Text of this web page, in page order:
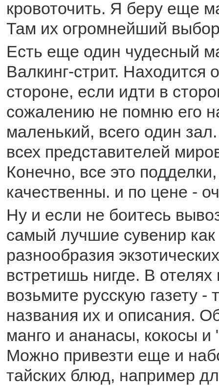
кровоточить. Я беру еще
Там их огромнейший
Есть еще один чудесный
Валкинг-стрит. Находится
стороне, если идти в
сожалению не помню его
маленький, всего один
всех представителей
Конечно, все это
качественны. и по цене -
Ну и если не боитесь
самый лучшие сувенир как
разнообразия
встретишь нигде. В
возьмите русскую газету -
названия их и описания.
манго и ананасы, кокосы и
Можно привезти еще и
тайских блюд, например